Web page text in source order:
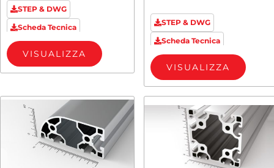
STEP & DWG
Scheda Tecnica
VISUALIZZA
STEP & DWG
Scheda Tecnica
VISUALIZZA